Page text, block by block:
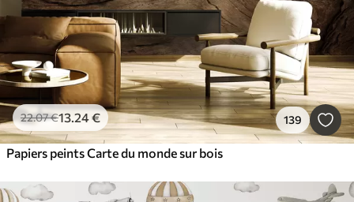
22.07€13.24€ 139
Papiers peints Carte du monde sur bois